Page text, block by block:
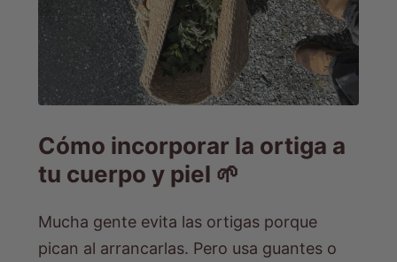
Cómo incorporar la ortiga a
tu cuerpo y piel 🌱
Mucha gente evita las ortigas porque
pican al arrancarlas. Pero usa guantes o